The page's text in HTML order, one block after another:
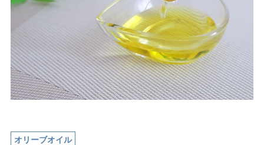
オリーブオイル